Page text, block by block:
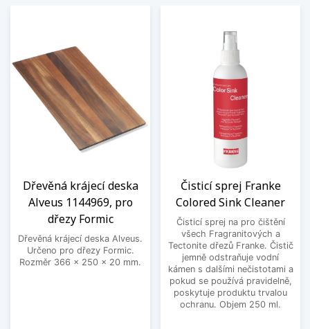
Dřevěná krájecí deska
Alveus 1144969, pro
dřezy Formic
Dřevěná krájecí deska Alveus.
Určeno pro dřezy Formic.
Rozměr 366 x 250 x 20 mm.
Čisticí sprej Franke
Colored Sink Cleaner
Čisticí sprej na pro čištění
všech Fragranitových a
Tectonite dřezů Franke. Čistič
jemně odstraňuje vodní
kámen s dalšími nečistotami a
pokud se používá pravidelně,
poskytuje produktu trvalou
ochranu. Objem 250 ml.